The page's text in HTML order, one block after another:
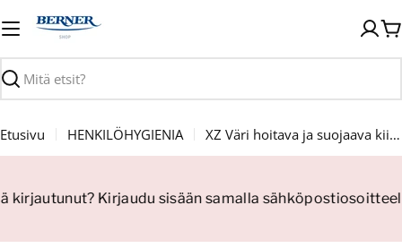
sisältöön
Haku
Etusivu HENKILÖHYGIENIA XZ Väri hoitava ja suojaava kiiltosuihke
Kirjaudu sisään samalla